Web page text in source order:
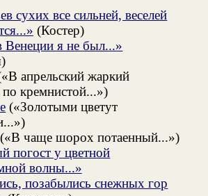
сухих все сильней, веселей
(Костер)
Венеции я не был...»
апрельский жаркий
кремнистой...»)
(«Золотыми цветут
(«В чаще шорох потаенный...»)
погост у цветной
волны...»
позабылись снежных гор